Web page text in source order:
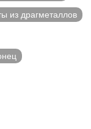
из драгметаллов